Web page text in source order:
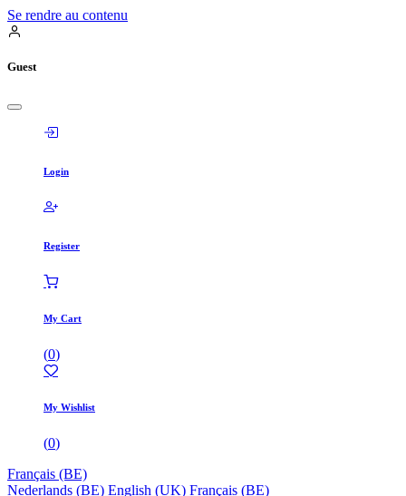
Se rendre au contenu
Guest
Login
Register
My Cart
(0)
My Wishlist
(0)
Français (BE)
Nederlands (BE) English (UK) Français (BE)